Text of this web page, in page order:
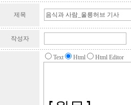
제목
작성자
Text Html Html Editor